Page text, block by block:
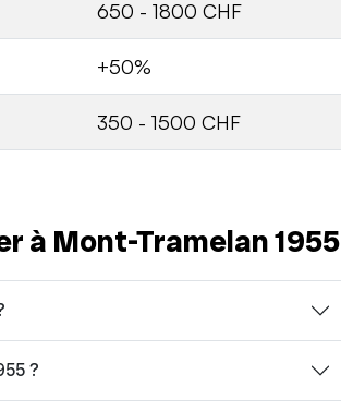
650 - 1800 CHF
+50%
350 - 1500 CHF
à Mont-Tramelan 1955
?